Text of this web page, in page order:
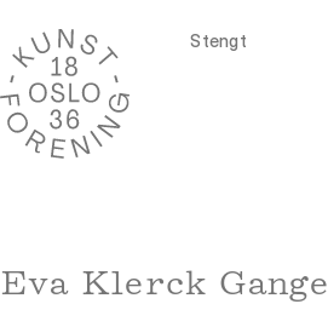
Stengt
Eva Klerck Gange